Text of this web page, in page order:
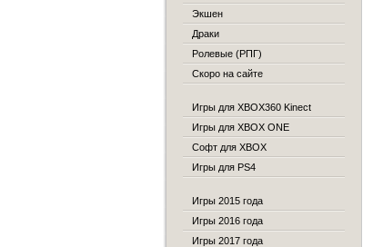
Экшен
Драки
Ролевые (РПГ)
Скоро на сайте
Игры для XBOX360 Kinect
Игры для XBOX ONE
Софт для XBOX
Игры для PS4
Игры 2015 года
Игры 2016 года
Игры 2017 года